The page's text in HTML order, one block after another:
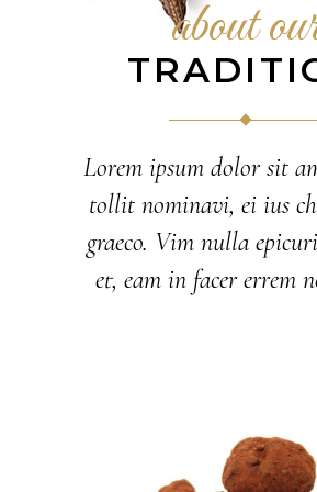
about
Lorem ipsum dolor sit
tollit nominavi, ei ius
graeco. Vim nulla
et, eam in facer errem